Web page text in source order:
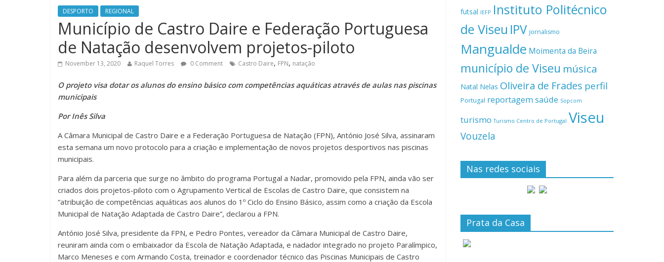
DESPORTO REGIONAL
Município de Castro Daire e Federação Portuguesa
de Natação desenvolvem projetos-piloto
November 13, 2020 Raquel Torres 0 Comment Castro Daire, FPN, natação
O projeto visa dotar os alunos do ensino básico com competências aquáticas através de aulas nas piscinas
municipais
Por Inês Silva
A Câmara Municipal de Castro Daire e a Federação Portuguesa de Natação (FPN), António José Silva, assinaram
esta semana um novo protocolo para a criação e implementação de novos projetos desportivos nas piscinas
municipais.
Para além da parceria que surge no âmbito do programa Portugal a Nadar, promovido pela FPN, ainda vão ser
criados dois projetos-piloto com o Agrupamento Vertical de Escolas de Castro Daire, que consistem na
“atribuição de competências aquáticas aos alunos do 1º Ciclo do Ensino Básico, assim como a criação da Escola
Municipal de Natação Adaptada de Castro Daire”, declarou a FPN.
António José Silva, presidente da FPN, e Pedro Pontes, vereador da Câmara Municipal de Castro Daire,
reuniram ainda com o embaixador da Escola de Natação Adaptada, e nadador integrado no projeto Paralímpico,
Marco Meneses e com Armando Costa, treinador e coordenador técnico das Piscinas Municipais de Castro
futsal IEFP Instituto Politécnico
de Viseu IPV jornalismo
Mangualde Moimenta da Beira
município de Viseu música
Natal Nelas Oliveira de Frades perfil
Portugal reportagemsaúde Sopcom
turismo Turismo Centro de Portugal Viseu
Vouzela
Nas redes sociais
Prata da Casa